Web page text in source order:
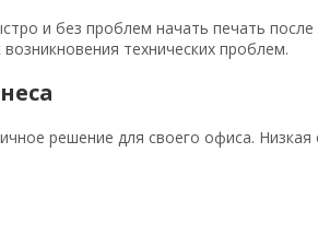
и без проблем начать печать
технических проблем.
решение для своего офиса.